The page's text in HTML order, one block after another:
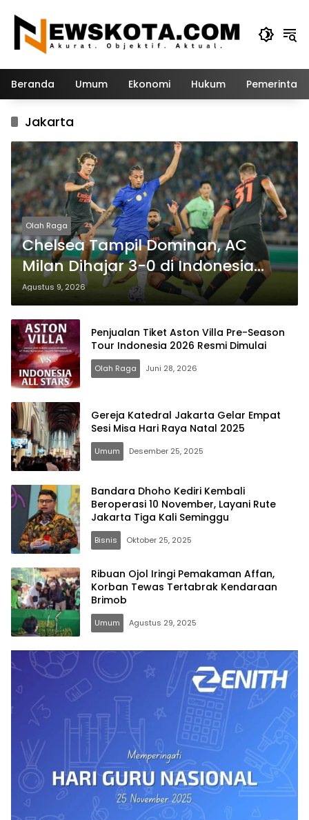
konten
Beranda Umum Ekonomi Hukum
Jakarta
Olah Raga
Chelsea Tampil Dominan, AC
Milan Dihajar 3-0 di Indonesia
Super Cup 2026
Agustus 9, 2026
Penjualan Tiket Aston Villa Pre-Season
Tour Indonesia 2026 Resmi Dimulai
Olah Raga Juni 28, 2026
Gereja Katedral Jakarta Gelar Empat
Sesi Misa Hari Raya Natal 2025
Umum Desember 25, 2025
Bandara Dhoho Kediri Kembali
Beroperasi 10 November, Layani Rute
Jakarta Tiga Kali Seminggu
Bisnis Oktober 25, 2025
Ribuan Ojol Iringi Pemakaman Affan,
Korban Tewas Tertabrak Kendaraan
Brimob
Umum Agustus 29, 2025